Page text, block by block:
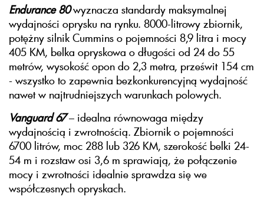
Endurance 80wyznacza standardy maksymalnej
wydajności oprysku na rynku. 8000-litrowy zbiornik,
potężny silnik Cummins o pojemności 8,9 litra i mocy
405 KM, belka opryskowa o długości od 24 do 55
metrów, wysokość opon do 2,3 metra, prześwit 154 cm
- wszystko to zapewnia bezkonkurencyjną wydajność
nawet w najtrudniejszych warunkach polowych.
Vanguard 67– idealna równowaga między
wydajnością i zwrotnością. Zbiornik o pojemności
6700 litrów, moc 288 lub 326 KM, szerokość belki 24-
54 m i rozstaw osi 3,6 m sprawiają, że połączenie
mocy i zwrotności idealnie sprawdza się we
współczesnych opryskach.